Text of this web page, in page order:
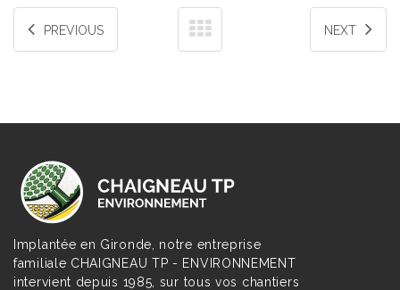
PREVIOUS NEXT
Implantée en Gironde, notre entreprise
familiale CHAIGNEAU TP - ENVIRONNEMENT
intervient depuis 1985, sur tous vos chantiers